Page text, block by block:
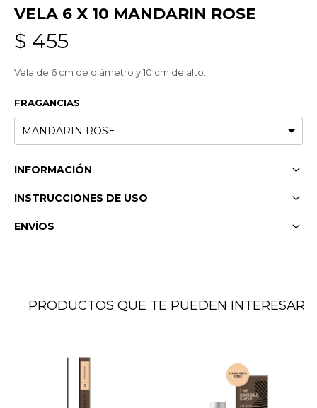
VELA 6 X 10 MANDARIN ROSE
$ 455
Vela de 6 cm de diámetro y 10 cm de alto.
FRAGANCIAS
INFORMACIÓN
INSTRUCCIONES DE USO
ENVÍOS
PRODUCTOS QUE TE PUEDEN INTERESAR